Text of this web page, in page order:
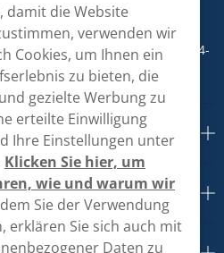
13) Mi/Do: 10-19 Uhr (Pause 14-
15)
damit die Website
verwenden wir
Cookies, um Ihnen ein
zu bieten, die
gezielte Werbung zu
erteilte Einwilligung
Ihre Einstellungen unter
Klicken Sie hier, um
wie und warum wir
Sie der Verwendung
erklären Sie sich auch mit
Daten zu